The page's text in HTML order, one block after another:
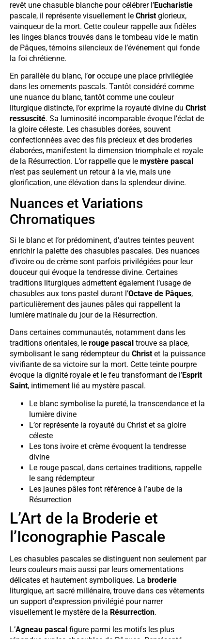
revêt une chasuble blanche pour célébrer l’Eucharistie
pascale, il représente visuellement le Christ glorieux,
vainqueur de la mort. Cette couleur rappelle aux fidèles
les linges blancs trouvés dans le tombeau vide le matin
de Pâques, témoins silencieux de l’événement qui fonde
la foi chrétienne.
En parallèle du blanc, l’or occupe une place privilégiée
dans les ornements pascals. Tantôt considéré comme
une nuance du blanc, tantôt comme une couleur
liturgique distincte, l’or exprime la royauté divine du Christ
ressuscité. Sa luminosité incomparable évoque l’éclat de
la gloire céleste. Les chasubles dorées, souvent
confectionnées avec des fils précieux et des broderies
élaborées, manifestent la dimension triomphale et royale
de la Résurrection. L’or rappelle que le mystère pascal
n’est pas seulement un retour à la vie, mais une
glorification, une élévation dans la splendeur divine.
Nuances et Variations
Chromatiques
Si le blanc et l’or prédominent, d’autres teintes peuvent
enrichir la palette des chasubles pascales. Des nuances
d’ivoire ou de crème sont parfois privilégiées pour leur
douceur qui évoque la tendresse divine. Certaines
traditions liturgiques admettent également l’usage de
chasubles aux tons pastel durant l’Octave de Pâques,
particulièrement des jaunes pâles qui rappellent la
lumière matinale du jour de la Résurrection.
Dans certaines communautés, notamment dans les
traditions orientales, le rouge pascal trouve sa place,
symbolisant le sang rédempteur du Christ et la puissance
vivifiante de sa victoire sur la mort. Cette teinte pourpre
évoque la dignité royale et le feu transformant de l’Esprit
Saint, intimement lié au mystère pascal.
Le blanc symbolise la pureté, la transcendance et la
lumière divine
L’or représente la royauté du Christ et sa gloire
céleste
Les tons ivoire et crème évoquent la tendresse
divine
Le rouge pascal, dans certaines traditions, rappelle
le sang rédempteur
Les jaunes pâles font référence à l’aube de la
Résurrection
L’Art de la Broderie et
l’Iconographie Pascale
Les chasubles pascales se distinguent non seulement par
leurs couleurs mais aussi par leurs ornementations
délicates et hautement symboliques. La broderie
liturgique, art sacré millénaire, trouve dans ces vêtements
un support d’expression privilégié pour narrer
visuellement le mystère de la Résurrection.
L’Agneau pascal figure parmi les motifs les plus